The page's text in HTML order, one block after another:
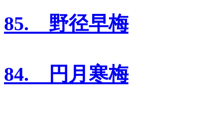
85. 野径早梅
84. 円月寒梅